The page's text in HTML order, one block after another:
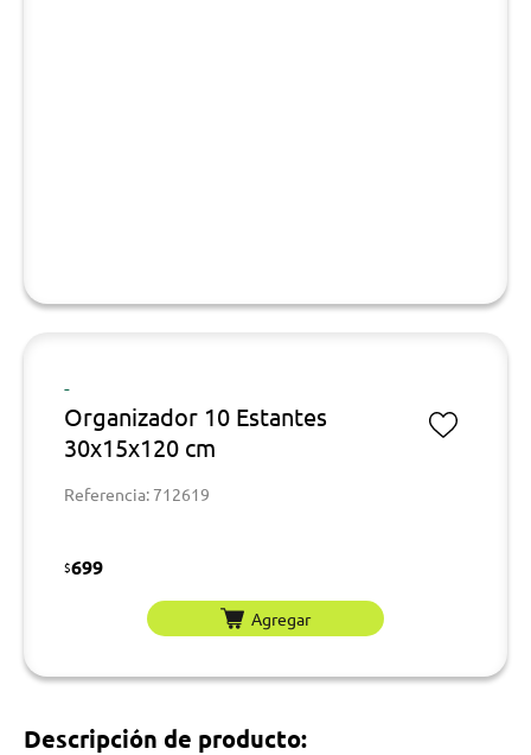
-
Organizador 10 Estantes
30x15x120 cm
Referencia: 712619
$699
Agregar
Descripción de producto: